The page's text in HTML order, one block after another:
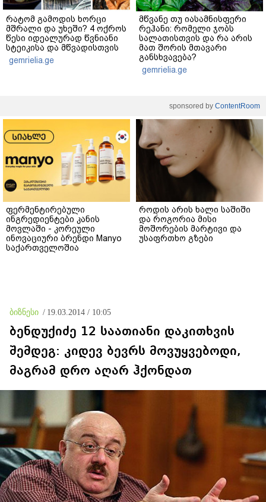
რატომ გამოდის ხორცი
მშრალი და უხეში? 4 ოქროს
წესი იდეალურად წვნიანი
სტეიკისა და მწვადისთვის
gemrielia.ge
მწვანე თუ იასამნისფერი
რეჰანი: რომელი ჯობს
სალათისთვის და რა არის
მათ შორის მთავარი
განსხვავება?
gemrielia.ge
sponsored by ContentRoom
ფერმენტირებული
ინგრედიენტები კანის
მოვლაში - კორეული
ინოვაციური ბრენდი Manyo
საქართველოშია
როდის არის ხალი საშიში
და როგორია მისი
მოშორების მარტივი და
უსაფრთხო გზები
ბიზნესი / 19.03.2014 / 10:05
ბენდუქიძე 12 საათიანი დაკითხვის
შემდეგ: კიდევ ბევრს მოვუყვებოდი,
მაგრამ დრო აღარ ჰქონდათ